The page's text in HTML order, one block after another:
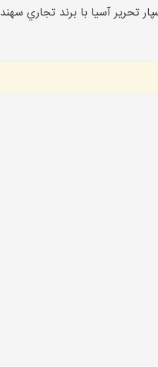
تحرير آسيا با برند تجاري سهند